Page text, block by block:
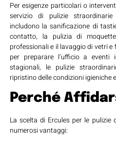
Per esigenze particolari o
servizio di pulizie
includono la sanificazione di
contatto, la pulizia di
professionali e il lavaggio di vetri
per preparare l’ufficio a eventi
stagionali, le pulizie
ripristino delle condizioni igieniche
Perché
La scelta di Ercules per le
numerosi vantaggi: